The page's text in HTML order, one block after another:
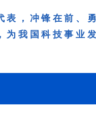
表，冲锋在前、
我国科技事业